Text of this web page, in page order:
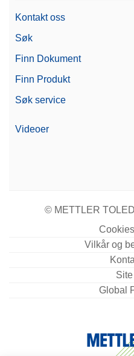
Kontakt oss
Søk
Finn Dokument
Finn Produkt
Søk service
Videoer
© METTLER
Vilkår og
Global